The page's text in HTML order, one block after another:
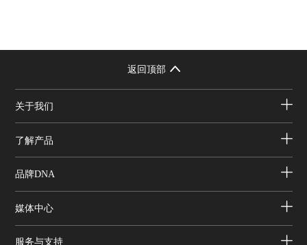
返回顶部
关于我们
了解产品
品牌DNA
媒体中心
服务与支持